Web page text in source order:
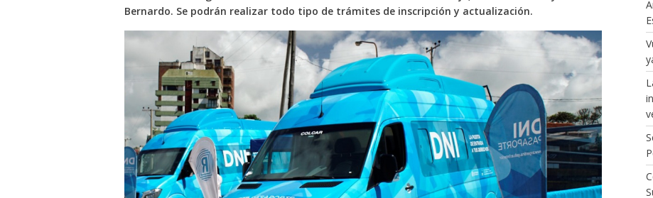
Bernardo. Se podrán realizar todo tipo de trámites de inscripción y actualización.